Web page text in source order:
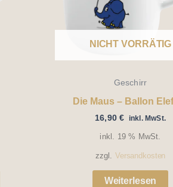
NICHT VORRÄTIG
Geschirr
Die Maus – Ballon
16,90€ inkl. MwSt.
inkl. 19 % MwSt.
zzgl. Versandkosten
Weiterlesen